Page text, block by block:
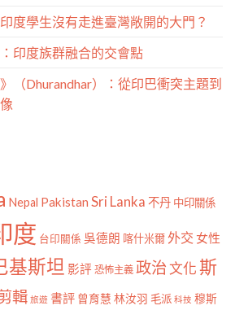
度學生沒有走進臺灣敞開的大門？
印度族群融合的交會點
（Dhurandhar）：從印巴衝突主題到
Nepal Pakistan Sri Lanka 不丹 中印關係
度 台印關係 吳德朗 喀什米爾外交 女性
基斯坦 影評 恐怖主義 政治文化斯
輯 旅遊 書評 曾育慧 林汝羽 毛派 科技 穆斯